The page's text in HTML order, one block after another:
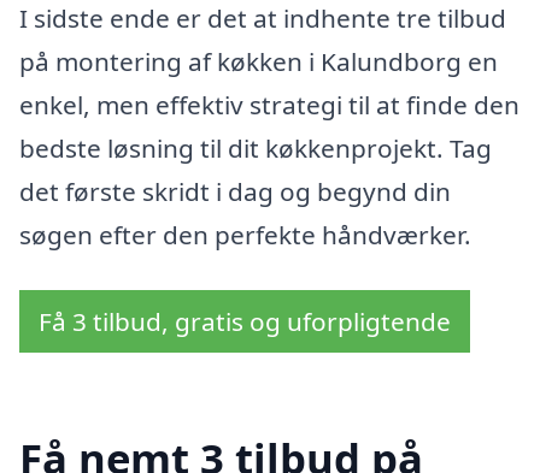
I sidste ende er det at indhente tre tilbud
på montering af køkken i Kalundborg en
enkel, men effektiv strategi til at finde den
bedste løsning til dit køkkenprojekt. Tag
det første skridt i dag og begynd din
søgen efter den perfekte håndværker.
Få 3 tilbud, gratis og uforpligtende
Få nemt 3 tilbud på